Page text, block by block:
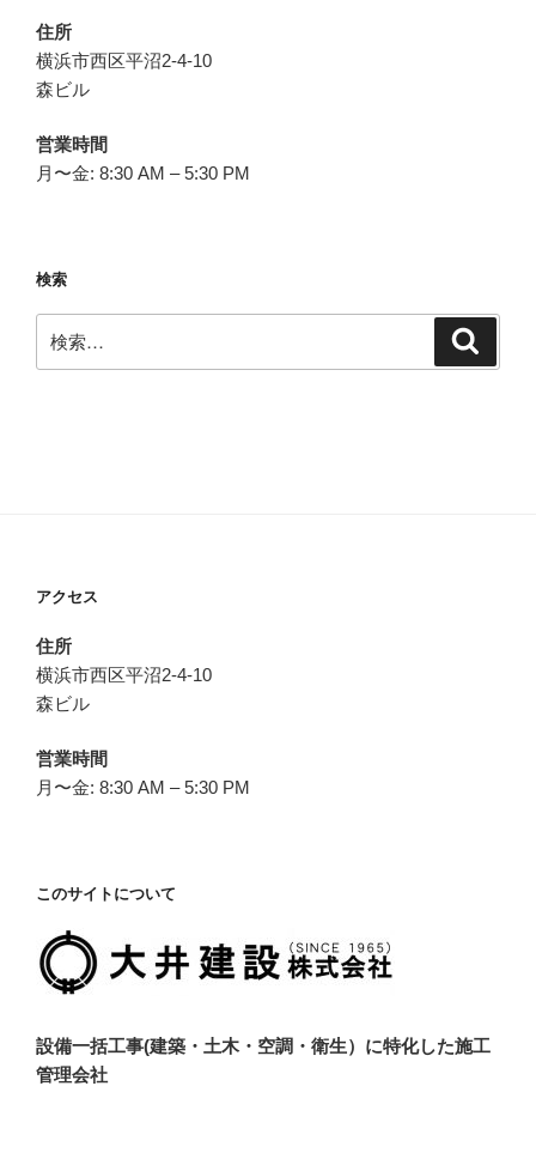
シ
ョ
ン
住所
横浜市西区平沼2-4-10
森ビル
営業時間
月〜金: 8:30 AM – 5:30 PM
検索
索:
アクセス
住所
横浜市西区平沼2-4-10
森ビル
営業時間
月〜金: 8:30 AM – 5:30 PM
このサイトについて
設備一括工事(建築・土木・空調・衛生）に特化した施工
管理会社